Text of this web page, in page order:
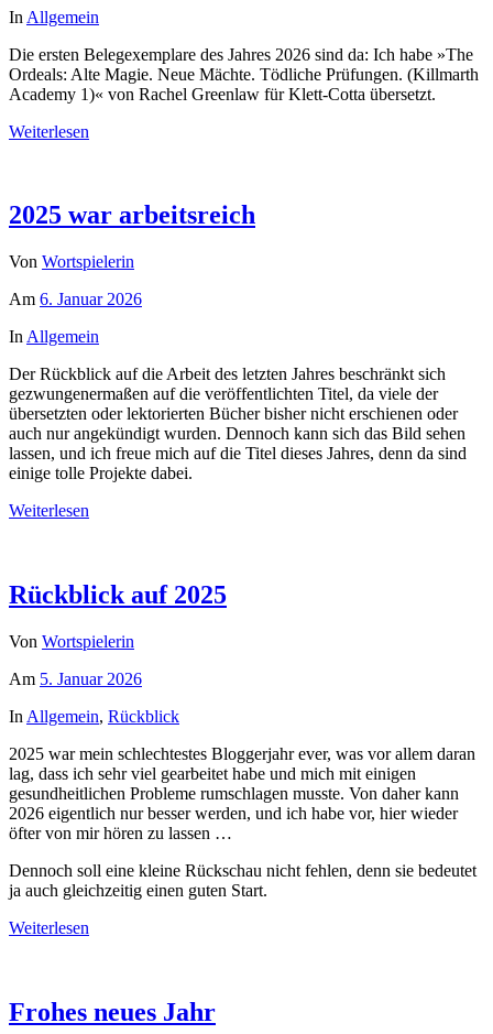
In Allgemein
Die ersten Belegexemplare des Jahres 2026 sind da: Ich habe »The
Ordeals: Alte Magie. Neue Mächte. Tödliche Prüfungen. (Killmarth
Academy 1)« von Rachel Greenlaw für Klett-Cotta übersetzt.
Weiterlesen
2025 war arbeitsreich
Von Wortspielerin
Am 6. Januar 2026
In Allgemein
Der Rückblick auf die Arbeit des letzten Jahres beschränkt sich
gezwungenermaßen auf die veröffentlichten Titel, da viele der
übersetzten oder lektorierten Bücher bisher nicht erschienen oder
auch nur angekündigt wurden. Dennoch kann sich das Bild sehen
lassen, und ich freue mich auf die Titel dieses Jahres, denn da sind
einige tolle Projekte dabei.
Weiterlesen
Rückblick auf 2025
Von Wortspielerin
Am 5. Januar 2026
In Allgemein, Rückblick
2025 war mein schlechtestes Bloggerjahr ever, was vor allem daran
lag, dass ich sehr viel gearbeitet habe und mich mit einigen
gesundheitlichen Probleme rumschlagen musste. Von daher kann
2026 eigentlich nur besser werden, und ich habe vor, hier wieder
öfter von mir hören zu lassen …
Dennoch soll eine kleine Rückschau nicht fehlen, denn sie bedeutet
ja auch gleichzeitig einen guten Start.
Weiterlesen
Frohes neues Jahr